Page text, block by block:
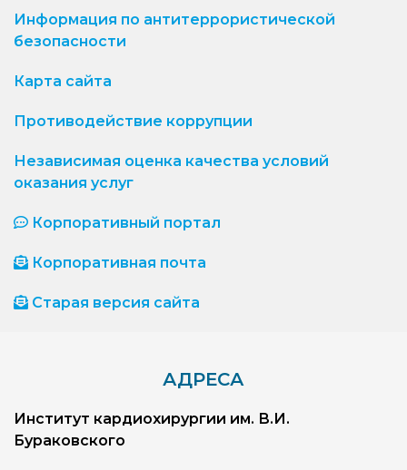
Информация по антитеррористической
безопасности
Карта сайта
Противодействие коррупции
Независимая оценка качества условий
оказания услуг
Корпоративный портал
Корпоративная почта
Старая версия сайта
АДРЕСА
Институт кардиохирургии им. В.И.
Бураковского